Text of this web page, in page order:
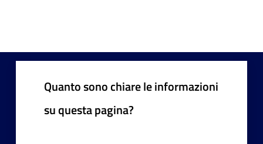
Quanto sono chiare le informazioni
su questa pagina?